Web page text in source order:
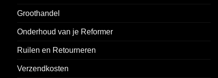
Groothandel
Onderhoud van je Reformer
Ruilen en Retourneren
Verzendkosten